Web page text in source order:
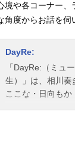
境や各コーナー、
度からお話を伺
DayRe:
「DayRe:（ミュ
生）」は、相川奏
ここな・日向も